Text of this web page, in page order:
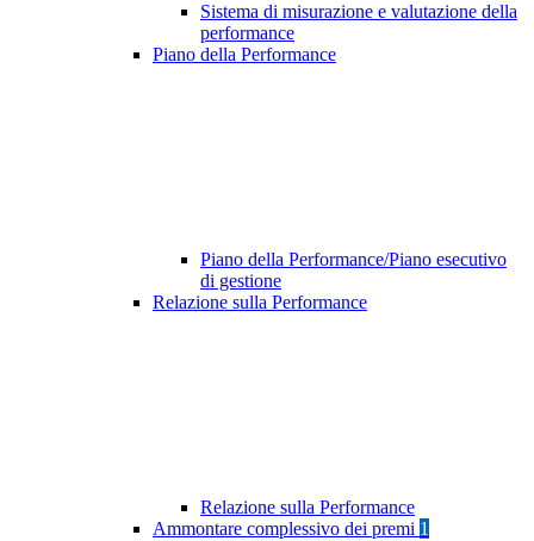
Sistema di misurazione e valutazione della
performance
Piano della Performance
Piano della Performance/Piano esecutivo
di gestione
Relazione sulla Performance
Relazione sulla Performance
Ammontare complessivo dei premi 1